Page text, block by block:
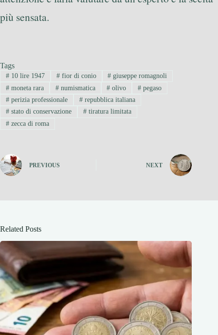
più sensata.
Tags
#10 lire 1947 #fior di conio # giuseppe romagnoli
#moneta rara #numismatica # olivo # pegaso
#perizia professionale #repubblica italiana
#stato di conservazione #tiratura limitata
#zecca di roma
PREVIOUS NEXT
Related Posts